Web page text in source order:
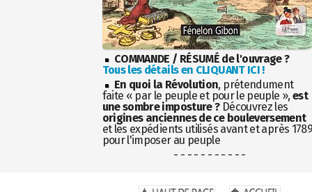
COMMANDE / RÉSUMÉ de l'ouvrage ?
Tous les détails en CLIQUANT ICI !
En quoi la Révolution, prétendument
faite « par le peuple et pour le peuple », est
une sombre imposture ?Découvrez les
origines anciennes de ce bouleversement
et les expédients utilisés avant et après
pour l'imposer au peuple
- - - - - - - - - - -